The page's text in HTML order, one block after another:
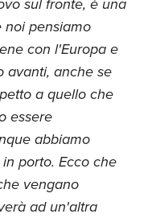
noi pensiamo
con l'Europa e
avanti, anche se
a quello che
essere
abbiamo
porto. Ecco che
vengano
ad un'altra